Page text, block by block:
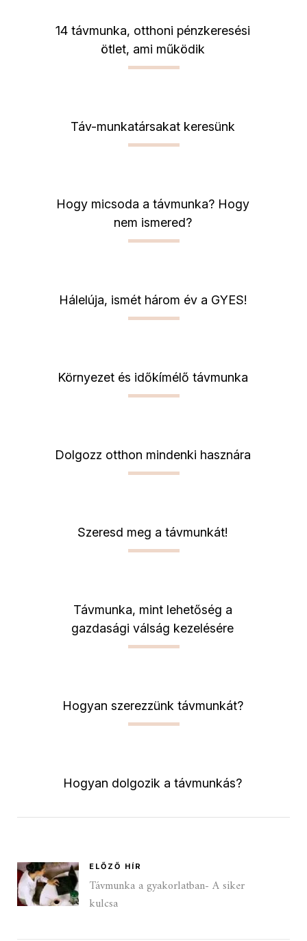
14 távmunka, otthoni pénzkeresési
ötlet, ami működik
Táv-munkatársakat keresünk
Hogy micsoda a távmunka? Hogy
nem ismered?
Hálelúja, ismét három év a GYES!
Környezet és időkímélő távmunka
Dolgozz otthon mindenki hasznára
Szeresd meg a távmunkát!
Távmunka, mint lehetőség a
gazdasági válság kezelésére
Hogyan szerezzünk távmunkát?
Hogyan dolgozik a távmunkás?
ELŐZŐ HÍR
Távmunka a gyakorlatban- A siker
kulcsa